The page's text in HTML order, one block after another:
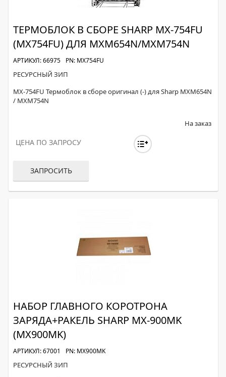
ТЕРМОБЛОК В СБОРЕ SHARP MX-754FU
(MX754FU) ДЛЯ MXM654N/MXM754N
АРТИКУЛ: 66975 PN: MX754FU
РЕСУРСНЫЙ ЗИП
MX-754FU Термоблок в сборе оригинал (-) для Sharp MXM654N
/ MXM754N
На заказ
ЦЕНА ПО ЗАПРОСУ
ЗАПРОСИТЬ
НАБОР ГЛАВНОГО КОРОТРОНА
ЗАРЯДА+РАКЕЛЬ SHARP MX-900MK
(MX900MK)
АРТИКУЛ: 67001 PN: MX900MK
РЕСУРСНЫЙ ЗИП